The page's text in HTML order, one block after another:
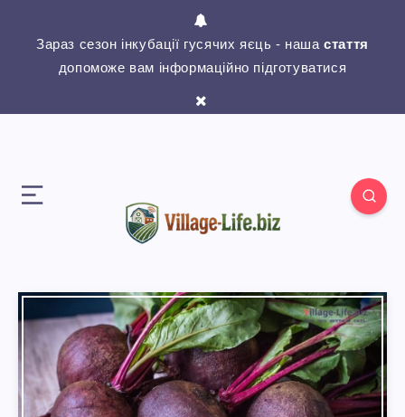
Зараз сезон інкубації гусячих яєць - нашастаття
допоможе вам інформаційно підготуватися